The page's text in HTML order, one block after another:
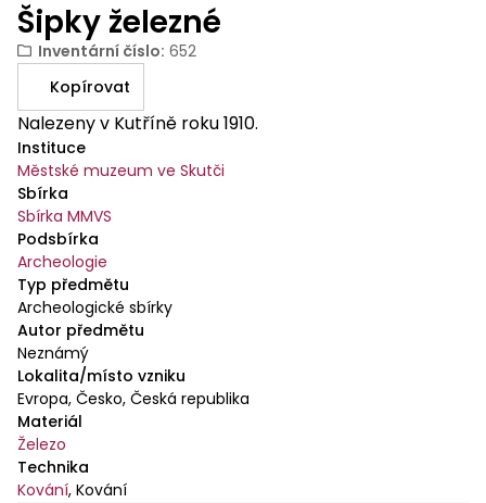
Šipky železné
Inventární číslo: 652
Kopírovat
Nalezeny v Kutříně roku 1910.
Instituce
Městské muzeum ve Skutči
Sbírka
Sbírka MMVS
Podsbírka
Archeologie
Typ předmětu
Archeologické sbírky
Autor předmětu
Neznámý
Lokalita/místo vzniku
Evropa, Česko, Česká republika
Materiál
Železo
Technika
Kování, Kování